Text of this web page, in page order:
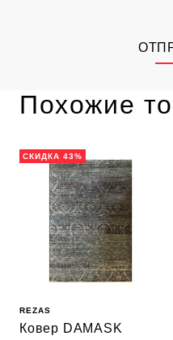
Похожие
СКИДКА 43%
REZAS
Ковер DAMASK